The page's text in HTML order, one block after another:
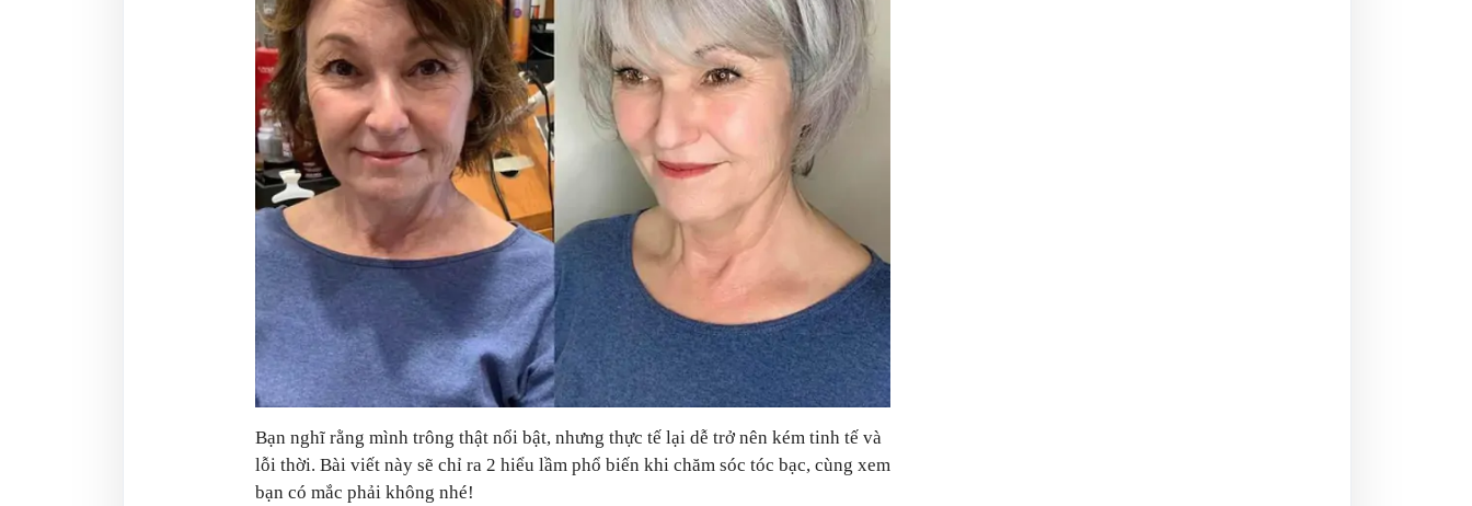
Bạn nghĩ rằng mình trông thật nổi bật, nhưng thực tế lại dễ trở nên kém tinh tế và
lỗi thời. Bài viết này sẽ chỉ ra 2 hiểu lầm phổ biến khi chăm sóc tóc bạc, cùng xem
bạn có mắc phải không nhé!